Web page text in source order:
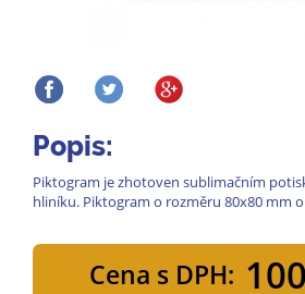
Popis:
Piktogram je zhotoven sublimačním
hliníku. Piktogram o rozměru 80x80 mm
Cena s DPH: